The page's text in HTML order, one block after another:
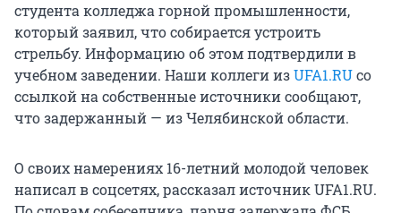
студента колледжа горной промышленности,
который заявил, что собирается устроить
стрельбу. Информацию об этом подтвердили в
учебном заведении. Наши коллеги изUFA1.RUсо
ссылкой на собственные источники сообщают,
что задержанный — из Челябинской области.
О своих намерениях 16-летний молодой человек
написал в соцсетях, рассказал источник UFA1.RU.